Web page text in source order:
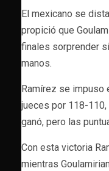
El mexicano se
propició que
finales sorprender
manos.
Ramírez se impuso
jueces por 118-110,
ganó, pero las
Con esta victoria
mientras